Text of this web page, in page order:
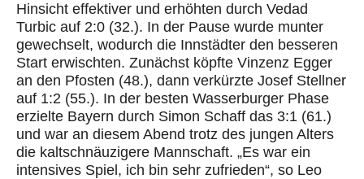
Hinsicht effektiver und erhöhten durch Vedad
Turbic auf 2:0 (32.). In der Pause wurde munter
gewechselt, wodurch die Innstädter den besseren
Start erwischten. Zunächst köpfte Vinzenz Egger
an den Pfosten (48.), dann verkürzte Josef Stellner
auf 1:2 (55.). In der besten Wasserburger Phase
erzielte Bayern durch Simon Schaff das 3:1 (61.)
und war an diesem Abend trotz des jungen Alters
die kaltschnäuzigere Mannschaft. „Es war ein
intensives Spiel, ich bin sehr zufrieden“, so Leo